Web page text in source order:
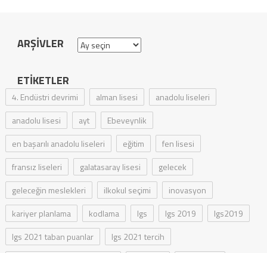
ARŞIVLER Arşivler
ETIKETLER
4. Endüstri devrimi alman lisesi
anadolu liseleri
anadolu lisesi
ayt
Ebeveynlik
en başarılı anadolu liseleri
eğitim
fen lisesi
fransız liseleri
galatasaray lisesi
gelecek
geleceğin meslekleri
ilkokul seçimi
inovasyon
kariyer planlama
kodlama lgs lgs 2019
lgs2019
lgs 2021 taban puanlar
lgs 2021 tercih